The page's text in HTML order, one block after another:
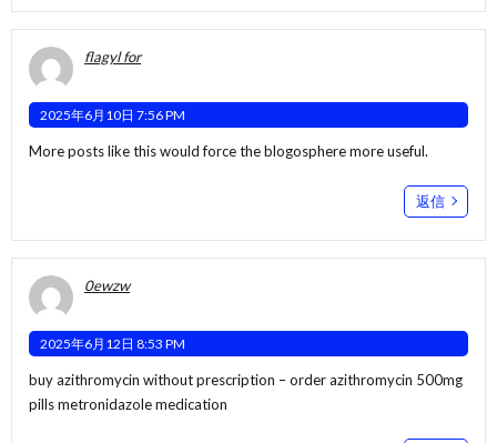
flagyl for
2025年6月10日 7:56 PM
More posts like this would force the blogosphere more useful.
返信
0ewzw
2025年6月12日 8:53 PM
buy azithromycin without prescription –order azithromycin 500mg
pillsmetronidazole medication